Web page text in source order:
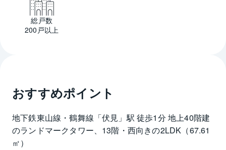
総戸数
200戸以上
おすすめポイント
地下鉄東山線・鶴舞線「伏見」駅 徒歩1分 地上40階建
のランドマークタワー、13階・西向きの2LDK（67.61
㎡）